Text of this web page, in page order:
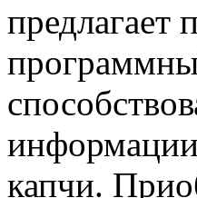
предлагает
капчи.